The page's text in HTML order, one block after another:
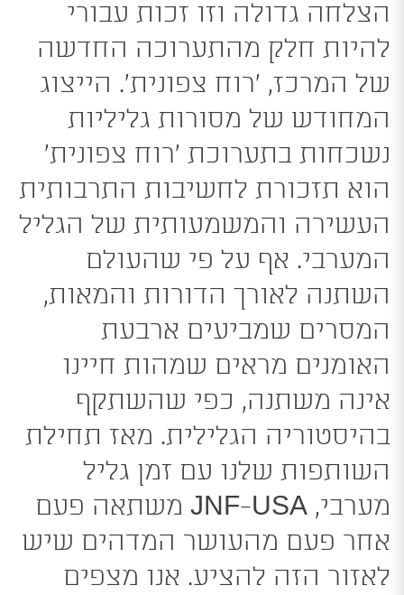
הצלחה גדולה וזו זכות עבורי
להיות חלק מהתערוכה החדשה
של המרכז, ‘רוח צפונית’. הייצוג
המחודש של מסורות גליליות
נשכחות בתערוכת ‘רוח צפונית’
הוא תזכורת לחשיבות התרבותית
העשירה והמשמעותית של הגליל
המערבי. אף על פי שהעולם
השתנה לאורך הדורות והמאות,
המסרים שמביעים ארבעת
האומנים מראים שמהות חיינו
אינה משתנה, כפי שהשתקף
בהיסטוריה הגלילית. מאז תחילת
השותפות שלנו עם זמן גליל
מערבי, JNF-USA משתאה פעם
אחר פעם מהעושר המדהים שיש
לאזור הזה להציע. אנו מצפים